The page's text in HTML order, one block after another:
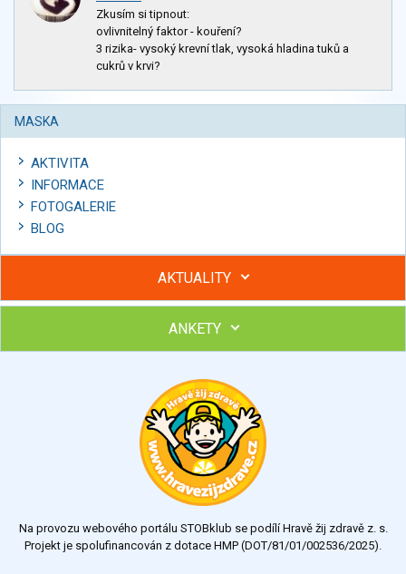
Zkusím si tipnout:
ovlivnitelný faktor - kouření?
3 rizika- vysoký krevní tlak, vysoká hladina tuků a
cukrů v krvi?
MASKA
AKTIVITA
INFORMACE
FOTOGALERIE
BLOG
AKTUALITY
Hubněte s podporou lektorky a skupiny v kurzech STOBu
Chcete poradit s hubnutím? Najděte si odborníka STOBu ve
ANKETY
Výsledky Všechny ankety
Na provozu webového portálu STOBklub se podílí Hravě žij zdravě z. s.
Projekt je spolufinancován z dotace HMP (DOT/81/01/002536/2025).